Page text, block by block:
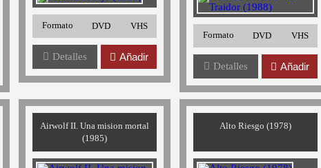
Formato DVD VHS
Detalles Añadir
Formato DVD VHS
Detalles Añadir
Airwolf II. Una mision mortal
(1985)
Alto Riesgo (1978)